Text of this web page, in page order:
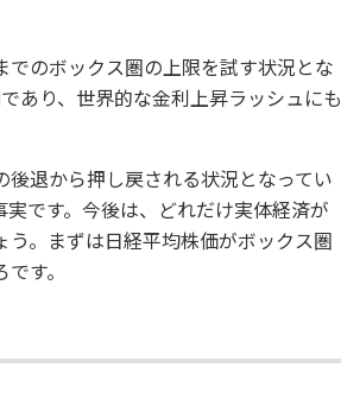
のボックス圏の上限を試す状況とな
あり、世界的な金利上昇ラッシュにも
退から押し戻される状況となってい
です。今後は、どれだけ実体経済が
。まずは日経平均株価がボックス圏
す。